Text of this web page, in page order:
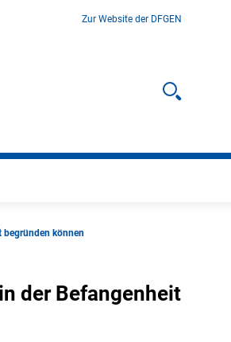
Zur Website der DFGEN
Suche öffnen
begründen können
der Befangenheit